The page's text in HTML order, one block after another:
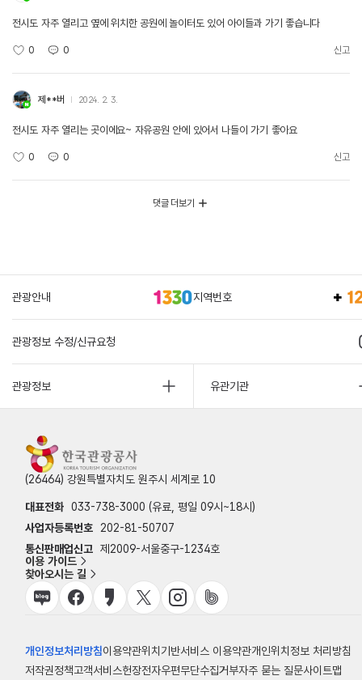
전시도 자주 열리고 옆에 위치한 공원에 놀이터도 있어 아이들과 가기 좋습니다
0 0 신고
제**버 2024. 2. 3.
전시도 자주 열리는 곳이에요~ 자유공원 안에 있어서 나들이 가기 좋아요
0 0 신고
댓글 더보기
관광안내 지역번호
관광정보 수정/신규요청
관광정보 유관기관
(26464) 강원특별자치도 원주시 세계로 10
대표전화 033-738-3000 (유료, 평일 09시~18시)
사업자등록번호
202-81-50707
통신판매업신고 제2009-서울중구-1234호
이용 가이드
찾아오시는 길
개인정보처리방침이용약관위치기반서비스 이용약관개인위치정보 처리방침
저작권정책고객서비스헌장전자우편무단수집거부자주 묻는 질문사이트맵